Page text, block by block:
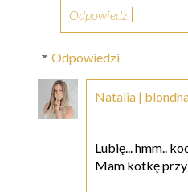
Odpowiedz
Odpowiedzi
Natalia |
Lubię... hmm..
Mam kotkę